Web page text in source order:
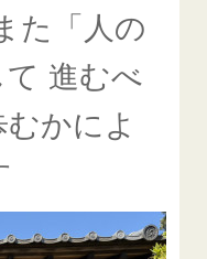
た「人の
進むべ
かによ